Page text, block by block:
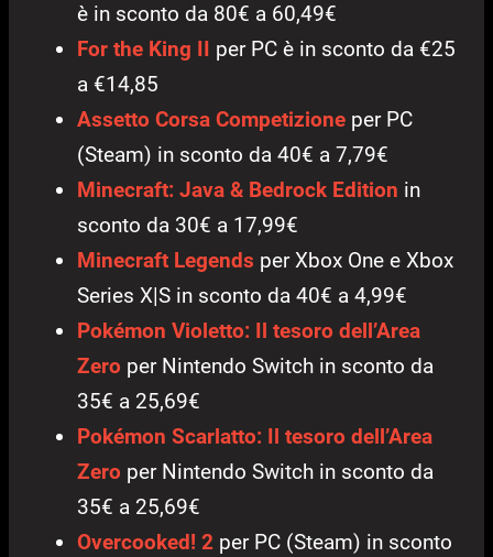
è in sconto da 80€ a 60,49€
For the King II per PC è in sconto da €25
a €14,85
Assetto Corsa Competizione per PC
(Steam) in sconto da 40€ a 7,79€
Minecraft: Java & Bedrock Edition in
sconto da 30€ a 17,99€
Minecraft Legends per Xbox One e Xbox
Series X|S in sconto da 40€ a 4,99€
Pokémon Violetto: Il tesoro dell’Area
Zero per Nintendo Switch in sconto da
35€ a 25,69€
Pokémon Scarlatto: Il tesoro dell’Area
Zero per Nintendo Switch in sconto da
35€ a 25,69€
Overcooked! 2 per PC (Steam) in sconto